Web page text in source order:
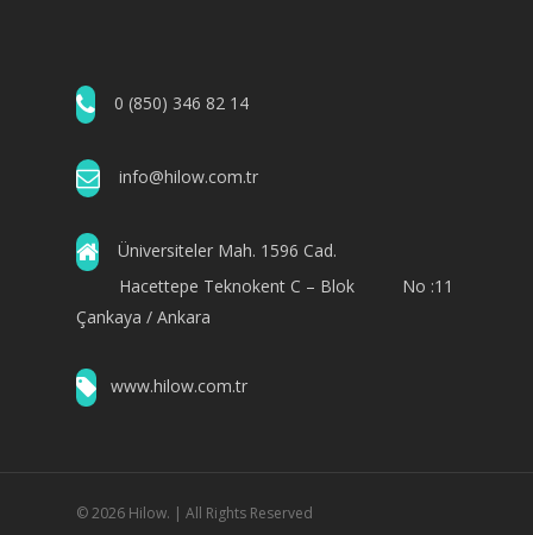
0 (850) 346 82 14
info@hilow.com.tr
Üniversiteler Mah. 1596 Cad.
Hacettepe Teknokent C – Blok No :11
Çankaya / Ankara
www.hilow.com.tr
© 2026 Hilow. | All Rights Reserved